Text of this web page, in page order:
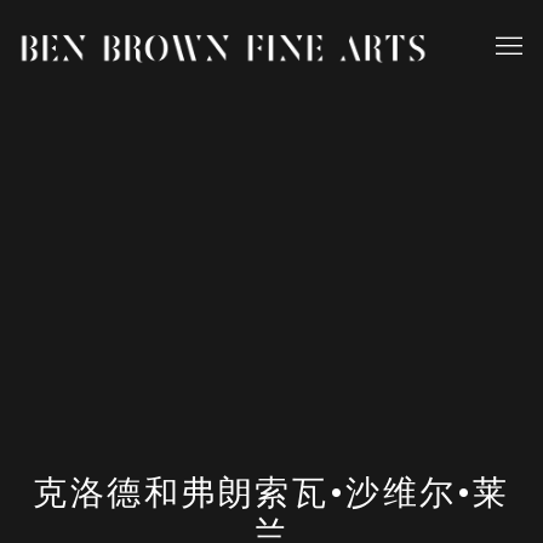
克洛德和弗朗索瓦•沙维尔•莱
兰